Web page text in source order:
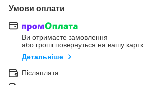
Умови оплати
Ви отримаєте замовлення
або гроші повернуться на вашу
Детальніше
Післяплата